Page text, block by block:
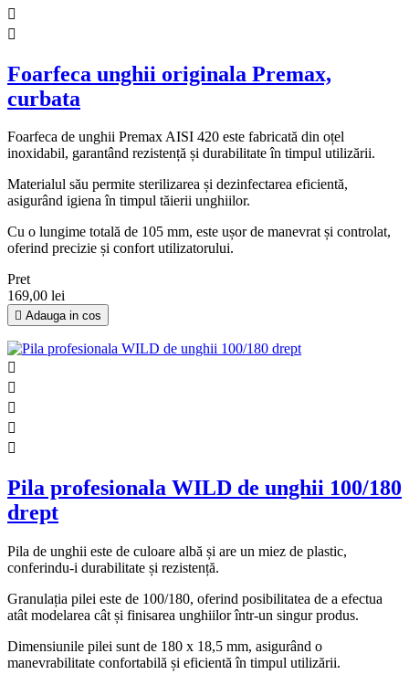


Foarfeca unghii originala Premax,
curbata
Foarfeca de unghii Premax AISI 420 este fabricată din oțel
inoxidabil, garantând rezistență și durabilitate în timpul utilizării.
Materialul său permite sterilizarea și dezinfectarea eficientă,
asigurând igiena în timpul tăierii unghiilor.
Cu o lungime totală de 105 mm, este ușor de manevrat și controlat,
oferind precizie și confort utilizatorului.
Pret
169,00 lei
 Adauga in cos





Pila profesionala WILD de unghii 100/180
drept
Pila de unghii este de culoare albă și are un miez de plastic,
conferindu-i durabilitate și rezistență.
Granulația pilei este de 100/180, oferind posibilitatea de a efectua
atât modelarea cât și finisarea unghiilor într-un singur produs.
Dimensiunile pilei sunt de 180 x 18,5 mm, asigurând o
manevrabilitate confortabilă și eficientă în timpul utilizării.